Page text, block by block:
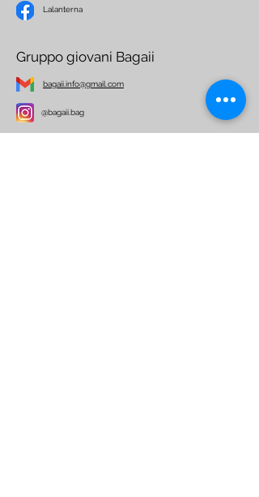
Lalanterna
Gruppo giovani Bagaii
bagaii.info@gmail.com
@bagaii.bag